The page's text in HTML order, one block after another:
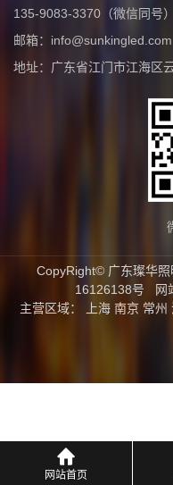
135-9083-3370（微信同号
邮箱：info@sunkingled.com
地址：广东省江门市江海区
CopyRight© 广东璨华
16126138号 网
主营区域：
上海 南京 常州
网站首页